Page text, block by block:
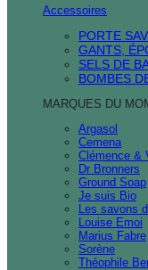
Accessoires
PORTE
GANTS,
SELS DE
BOMBES
MARQUES DU
Argasol
Cemena
Clémence &
Dr Bronners
Ground Soap
Je suis Bio
Les savons
Louise Emoi
Marius Fabre
Sorène
Théophile